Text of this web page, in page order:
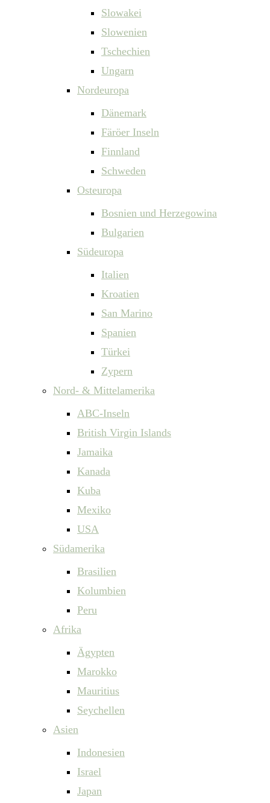
Slowakei
Slowenien
Tschechien
Ungarn
Nordeuropa
Dänemark
Färöer Inseln
Finnland
Schweden
Osteuropa
Bosnien und Herzegowina
Bulgarien
Südeuropa
Italien
Kroatien
San Marino
Spanien
Türkei
Zypern
Nord- & Mittelamerika
ABC-Inseln
British Virgin Islands
Jamaika
Kanada
Kuba
Mexiko
USA
Südamerika
Brasilien
Kolumbien
Peru
Afrika
Ägypten
Marokko
Mauritius
Seychellen
Asien
Indonesien
Israel
Japan